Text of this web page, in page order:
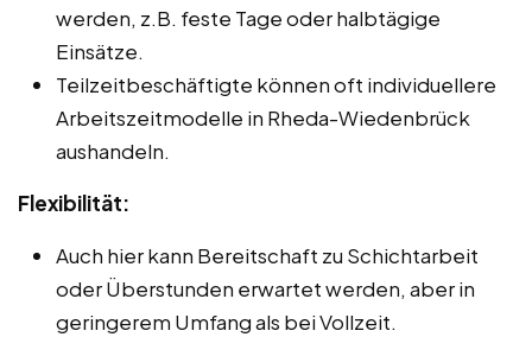
werden, z.B. feste Tage oder halbtägige
Einsätze.
Teilzeitbeschäftigte können oft individuellere
Arbeitszeitmodelle in Rheda-Wiedenbrück
aushandeln.
Flexibilität:
Auch hier kann Bereitschaft zu Schichtarbeit
oder Überstunden erwartet werden, aber in
geringerem Umfang als bei Vollzeit.